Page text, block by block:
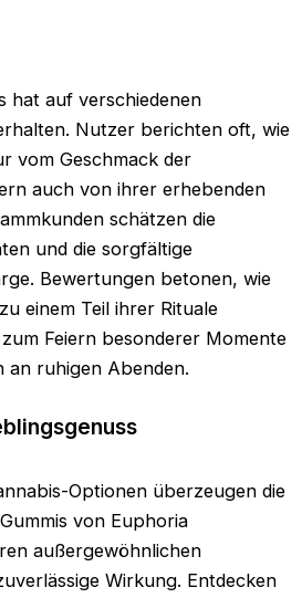
hat auf verschiedenen
Nutzer berichten oft, wie
vom Geschmack der
auch von ihrer erhebenden
schätzen die
und die sorgfältige
Bewertungen betonen, wie
einem Teil ihrer Rituale
Feiern besonderer Momente
an ruhigen Abenden.
Optionen überzeugen die
von Euphoria
außergewöhnlichen
Wirkung. Entdecken